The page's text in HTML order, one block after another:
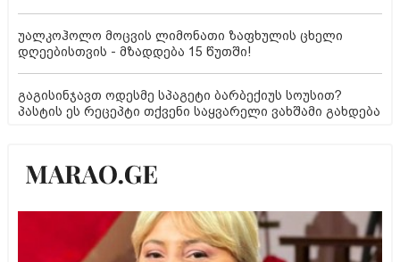
უალკოჰოლო მოცვის ლიმონათი ზაფხულის ცხელი
დღეებისთვის - მზადდება 15 წუთში!
გაგისინჯავთ ოდესმე სპაგეტი ბარბექიუს სოუსით?
პასტის ეს რეცეპტი თქვენი საყვარელი ვახშამი გახდება